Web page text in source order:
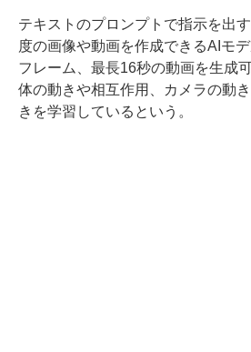
テキストのプロンプトで指示を出
度の画像や動画を作成できるAIモ
フレーム、最長16秒の動画を生成
体の動きや相互作用、カメラの動
きを学習しているという。